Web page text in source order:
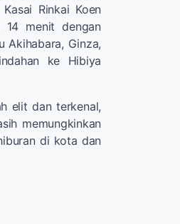
Rinkai Koen
14 menit dengan
Akihabara, Ginza,
ke Hibiya
elit dan terkenal,
memungkinkan
di kota dan